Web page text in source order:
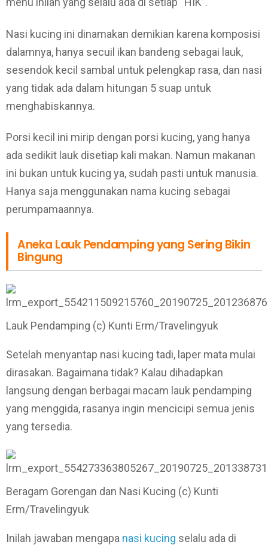
Nasi kucing ini dinamakan demikian karena komposisi
dalamnya, hanya secuil ikan bandeng sebagai lauk,
sesendok kecil sambal untuk pelengkap rasa, dan nasi
yang tidak ada dalam hitungan 5 suap untuk
menghabiskannya.
Porsi kecil ini mirip dengan porsi kucing, yang hanya
ada sedikit lauk disetiap kali makan. Namun makanan
ini bukan untuk kucing ya, sudah pasti untuk manusia.
Hanya saja menggunakan nama kucing sebagai
perumpamaannya.
Aneka Lauk Pendamping yang Sering Bikin
Bingung
Lauk Pendamping (c) Kunti Erm/Travelingyuk
Setelah menyantap nasi kucing tadi, laper mata mulai
dirasakan. Bagaimana tidak? Kalau dihadapkan
langsung dengan berbagai macam lauk pendamping
yang menggida, rasanya ingin mencicipi semua jenis
yang tersedia.
Beragam Gorengan dan Nasi Kucing (c) Kunti
Erm/Travelingyuk
Inilah jawaban mengapa nasi kucing selalu ada di